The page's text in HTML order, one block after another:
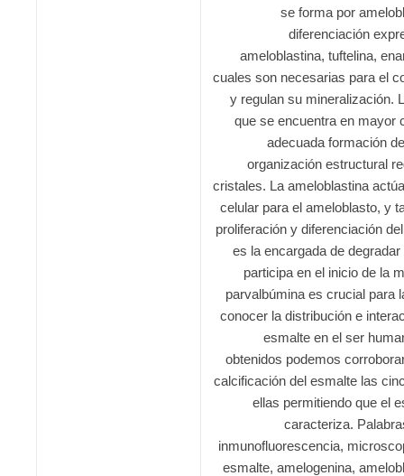
se forma por
diferenciación
ameloblastina, tuftelina,
cuales son necesarias para el
y regulan su mineralización.
que se encuentra en mayor
adecuada formación
organización estructural
cristales. La ameloblastina
celular para el ameloblasto, y
proliferación y diferenciación
es la encargada de
participa en el inicio de la
parvalbúmina es crucial para
conocer la distribución e
esmalte en el ser
obtenidos podemos
calcificación del esmalte las
ellas permitiendo que el
caracteriza.
inmunofluorescencia,
esmalte, amelogenina,